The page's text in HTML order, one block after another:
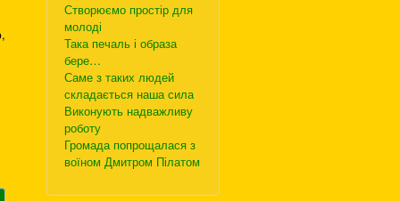
Створюємо простір для
молоді
Така печаль і образа
бере…
Саме з таких людей
складається наша сила
Виконують надважливу
роботу
Громада попрощалася з
воїном Дмитром Пілатом